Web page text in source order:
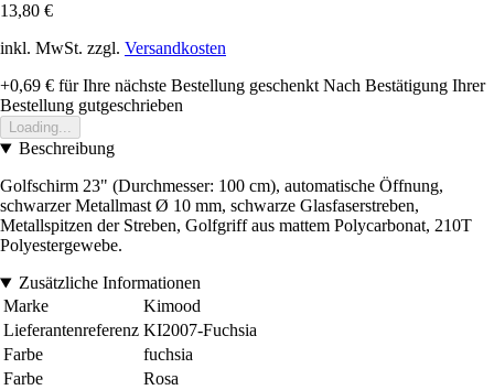
13,80 €
inkl. MwSt. zzgl. Versandkosten
+0,69 € für Ihre nächste Bestellung geschenkt Nach Bestätigung Ihrer
Bestellung gutgeschrieben
Loading...
Beschreibung
Golfschirm 23" (Durchmesser: 100 cm), automatische Öffnung,
schwarzer Metallmast Ø 10 mm, schwarze Glasfaserstreben,
Metallspitzen der Streben, Golfgriff aus mattem Polycarbonat, 210T
Polyestergewebe.
Zusätzliche Informationen
Marke
Kimood
Lieferantenreferenz KI2007-Fuchsia
Farbe
fuchsia
Farbe
Rosa